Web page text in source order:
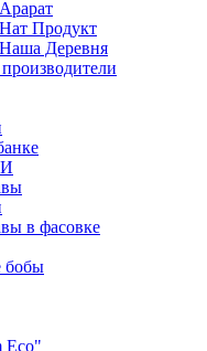
Продукт
Деревня
в фасовке
бобы
Eco"